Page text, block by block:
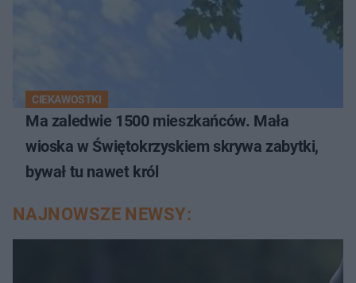
CIEKAWOSTKI
Ma zaledwie 1500 mieszkańców. Mała
wioska w Świętokrzyskiem skrywa zabytki,
bywał tu nawet król
NAJNOWSZE NEWSY: